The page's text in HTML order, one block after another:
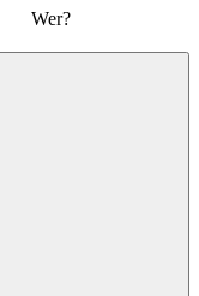
Wer?